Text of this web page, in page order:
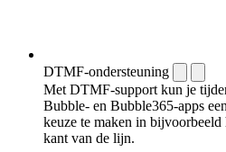
DTMF-ondersteuning
Met DTMF-support kun je
Bubble- en Bubble365-apps
keuze te maken in bijvoorbeeld
kant van de lijn.